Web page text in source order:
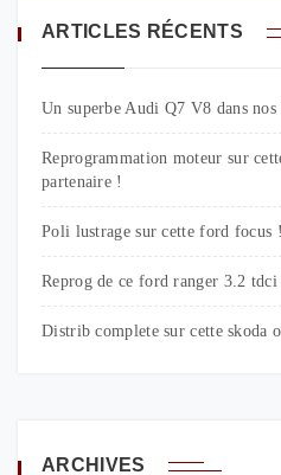
ARTICLES RÉCENTS
Un superbe Audi Q7 V8 dans
Reprogrammation moteur sur
partenaire !
Poli lustrage sur cette ford focus !
Reprog de ce ford ranger 3.2 tdci
Distrib complete sur cette skoda
ARCHIVES